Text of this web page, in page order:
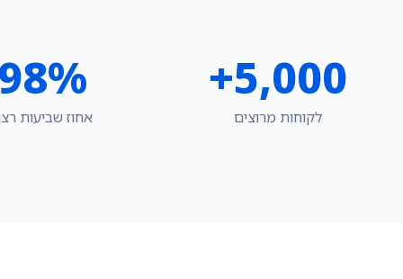
5,000+
לקוחות מרוצים אחוז שביעות